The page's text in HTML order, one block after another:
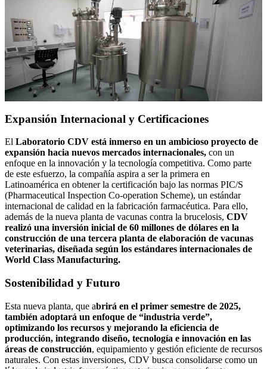
Expansión Internacional y Certificaciones
El Laboratorio CDV está inmerso en un ambicioso proyecto de
expansión hacia nuevos mercados internacionales, con un
enfoque en la innovación y la tecnología competitiva. Como parte
de este esfuerzo, la compañía aspira a ser la primera en
Latinoamérica en obtener la certificación bajo las normas PIC/S
(Pharmaceutical Inspection Co-operation Scheme), un estándar
internacional de calidad en la fabricación farmacéutica. Para ello,
además de la nueva planta de vacunas contra la brucelosis, CDV
realizó una inversión inicial de 60 millones de dólares en la
construcción de una tercera planta de elaboración de vacunas
veterinarias, diseñada según los estándares internacionales de
World Class Manufacturing.
Sostenibilidad y Futuro
Esta nueva planta, que abrirá en el primer semestre de 2025,
también adoptará un enfoque de “industria verde”,
optimizando los recursos y mejorando la eficiencia de
producción, integrando diseño, tecnología e innovación en las
áreas de construcción, equipamiento y gestión eficiente de recursos
naturales. Con estas inversiones, CDV busca consolidarse como un